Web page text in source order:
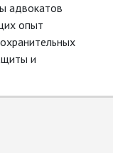
адвокатов
опыт
и